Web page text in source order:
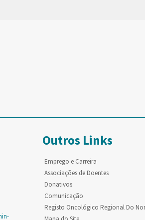
Outros Links
Emprego e Carreira
Associações de Doentes
Donativos
Comunicação
Registo Oncológico Regional Do